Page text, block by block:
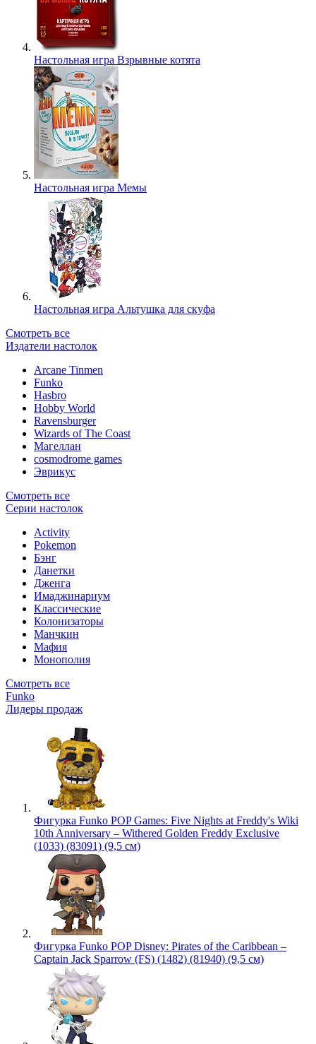
Настольная игра Взрывные котята
Настольная игра Мемы
Настольная игра Альтушка для скуфа
Смотреть все
Издатели настолок
Arcane Tinmen
Funko
Hasbro
Hobby World
Ravensburger
Wizards of The Coast
Магеллан
сosmodrome games
Эврикус
Смотреть все
Серии настолок
Activity
Pokemon
Бэнг
Данетки
Дженга
Имаджинариум
Классические
Колонизаторы
Манчкин
Мафия
Монополия
Смотреть все
Funko
Лидеры продаж
Фигурка Funko POP Games: Five Nights at Freddy's Wiki
10th Anniversary – Withered Golden Freddy Exclusive
(1033) (83091) (9,5 см)
Фигурка Funko POP Disney: Pirates of the Caribbean –
Captain Jack Sparrow (FS) (1482) (81940) (9,5 см)